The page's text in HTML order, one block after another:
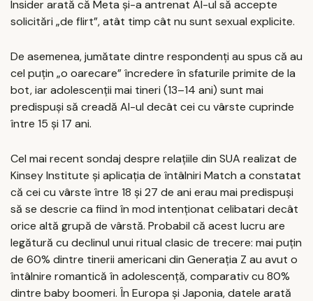
Insider arată că Meta și-a antrenat AI-ul să accepte
solicitări „de flirt”, atât timp cât nu sunt sexual explicite.
De asemenea, jumătate dintre respondenți au spus că au
cel puțin „o oarecare” încredere în sfaturile primite de la
bot, iar adolescenții mai tineri (13–14 ani) sunt mai
predispuși să creadă AI-ul decât cei cu vârste cuprinde
între 15 și 17 ani.
Cel mai recent sondaj despre relațiile din SUA realizat de
Kinsey Institute și aplicația de întâlniri Match a constatat
că cei cu vârste între 18 și 27 de ani erau mai predispuși
să se descrie ca fiind în mod intenționat celibatari decât
orice altă grupă de vârstă. Probabil că acest lucru are
legătură cu declinul unui ritual clasic de trecere: mai puțin
de 60% dintre tinerii americani din Generația Z au avut o
întâlnire romantică în adolescență, comparativ cu 80%
dintre baby boomeri. În Europa și Japonia, datele arată